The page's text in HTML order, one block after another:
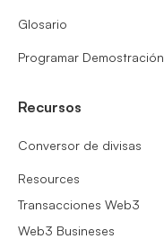
Glosario
Programar Demostración
Recursos
Conversor de divisas
Resources
Transacciones Web3
Web3 Busineses